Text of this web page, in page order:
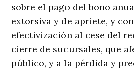
sobre el pago del bono
extorsiva y de apriete, y
efectivización al cese del
cierre de sucursales, que
público, y a la pérdida y